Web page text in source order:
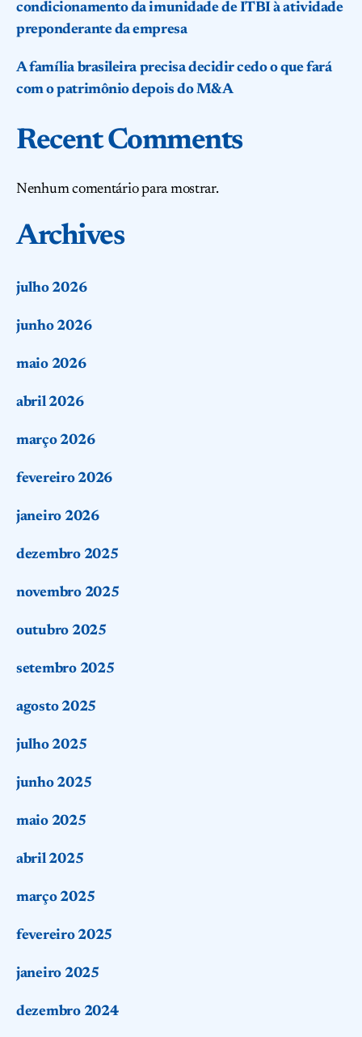
condicionamento da imunidade de ITBI à atividade
preponderante da empresa
A família brasileira precisa decidir cedo o que fará
com o patrimônio depois do M&A
Recent Comments
Nenhum comentário para mostrar.
Archives
julho 2026
junho 2026
maio 2026
abril 2026
março 2026
fevereiro 2026
janeiro 2026
dezembro 2025
novembro 2025
outubro 2025
setembro 2025
agosto 2025
julho 2025
junho 2025
maio 2025
abril 2025
março 2025
fevereiro 2025
janeiro 2025
dezembro 2024